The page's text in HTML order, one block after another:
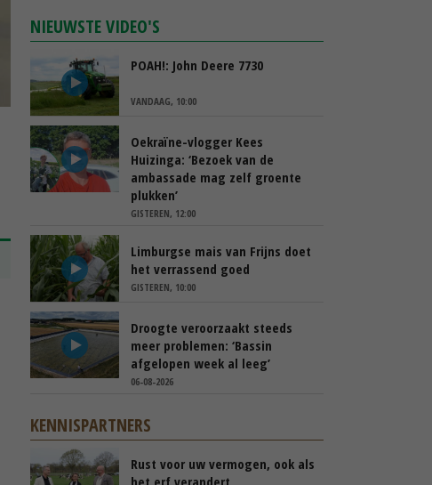
NIEUWSTE VIDEO'S
POAH!: John Deere 7730
VANDAAG, 10:00
Oekraïne-vlogger Kees
Huizinga: ‘Bezoek van de
ambassade mag zelf groente
plukken’
GISTEREN, 12:00
Limburgse mais van Frijns doet
het verrassend goed
GISTEREN, 10:00
Droogte veroorzaakt steeds
meer problemen: ‘Bassin
afgelopen week al leeg’
06-08-2026
KENNISPARTNERS
Rust voor uw vermogen, ook als
het erf verandert